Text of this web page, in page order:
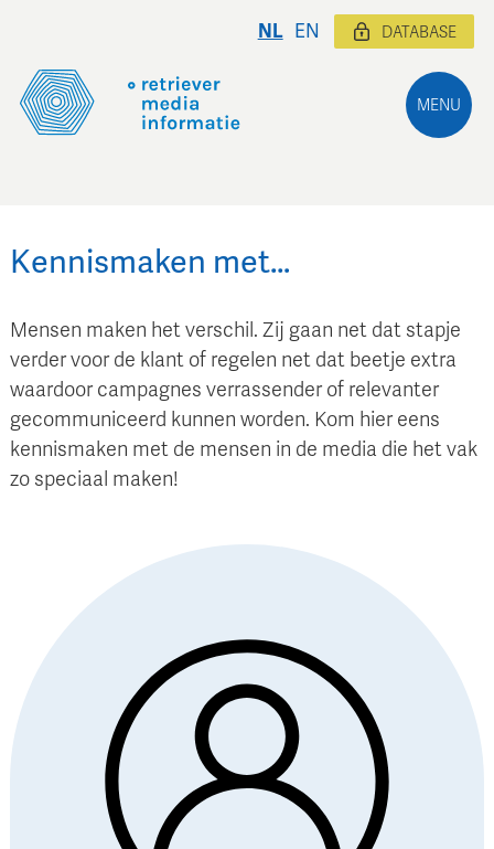
MENU
NL EN DATABASE
Kennismaken met…
Mensen maken het verschil. Zij gaan net dat stapje
verder voor de klant of regelen net dat beetje extra
waardoor campagnes verrassender of relevanter
gecommuniceerd kunnen worden. Kom hier eens
kennismaken met de mensen in de media die het vak
zo speciaal maken!